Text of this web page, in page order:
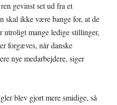
gevinst set ud fra et
skal ikke være bange for, at de
utroligt mange ledige stillinger,
forgæves, når danske
nye medarbejdere, siger
blev gjort mere smidige, så